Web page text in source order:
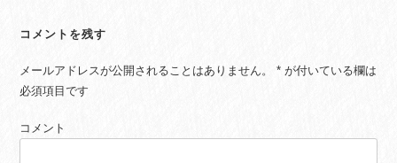
コメントを残す
メールアドレスが公開されることはありません。 * が付いている欄は
必須項目です
コメント